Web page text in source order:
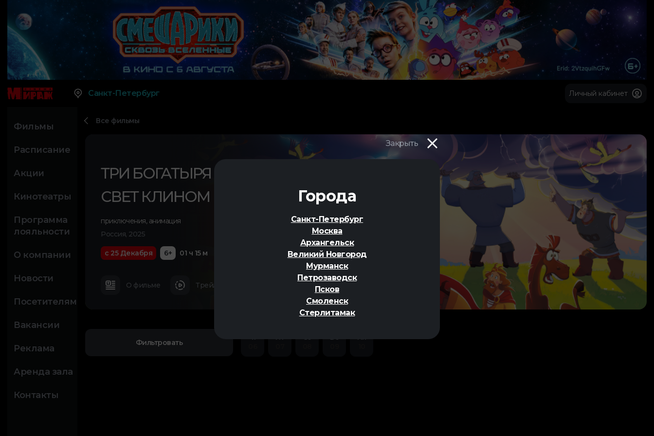
Закрыть
Города
Санкт-Петербург
Москва
Архангельск
Великий Новгород
Мурманск
Петрозаводск
Псков
Смоленск
Стерлитамак
Санкт-Петербург Личный кабинет
Фильмы
Расписание
Акции
Кинотеатры
Программа
лояльности
О компании
Новости
Посетителям
Вакансии
Реклама
Аренда зала
Контакты
Все фильмы
ТРИ БОГАТЫРЯ И
СВЕТ КЛИНОМ
приключения,анимация
Россия, 2025
с 25 Декабря 6+ 01 ч 15 м
О фильме Трейлер
Фильтровать
Чт
Пт
Сб
Вс
Пн